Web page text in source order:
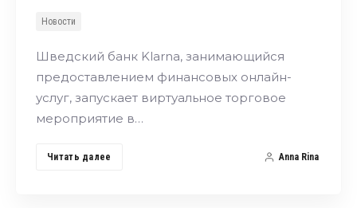
Новости
Шведский банк Klarna, занимающийся
предоставлением финансовых онлайн-
услуг, запускает виртуальное торговое
мероприятие в…
Читать далее Anna Rina